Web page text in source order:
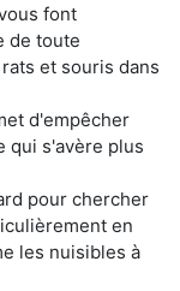
font
de toute
et souris dans
d'empêcher
qui s'avère plus
pour chercher
en
les nuisibles à